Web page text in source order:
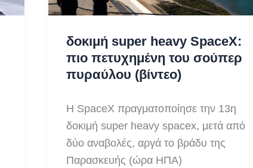
δοκιμή super heavy SpaceX:
πιο πετυχημένη του σούπερ
πυραύλου (βίντεο)
Η SpaceX πραγματοποίησε την 13η
δοκιμή super heavy spacex, μετά από
δύο αναβολές, αργά το βράδυ της
Παρασκευής (ώρα ΗΠΑ)